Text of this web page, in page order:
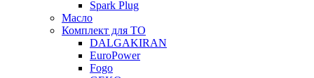
Spark Plug
Масло
Комплект для ТО
DALGAKIRAN
EuroPower
Fogo